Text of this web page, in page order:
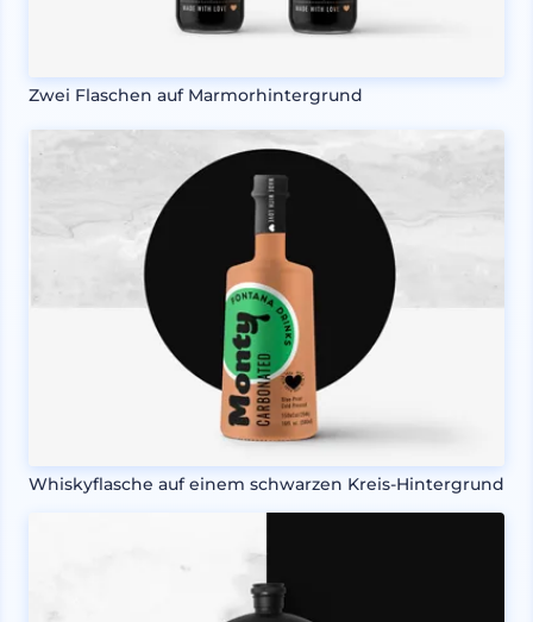
Zwei Flaschen auf Marmorhintergrund
Whiskyflasche auf einem schwarzen Kreis-Hintergrund